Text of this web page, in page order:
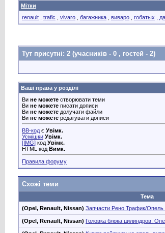
Мітки
renault
trafic vivaro багажника виваро гобатых
Тут присутні: 2 (учасників - 0 , гостей - 2)
Ваші права у розділі
Ви не можете створювати теми
Ви не можете писати дописи
Ви не можете долучати файли
Ви не можете редагувати дописи
BB-код є Увімк.
Усмішки Увімк.
[IMG] код Увімк.
HTML код Вимк.
Правила форуму
Схожі теми
Тема
(Opel, Renault, Nissan) Запчасти Рено Трафик/Опель
(Opel, Renault, Nissan) Головка блока цилиндров.